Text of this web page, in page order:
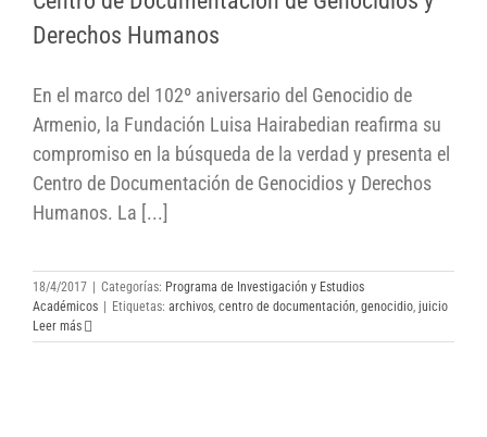
Derechos Humanos
Derechos Humanos
En el marco del 102º aniversario del Genocidio de
Armenio, la Fundación Luisa Hairabedian reafirma su
compromiso en la búsqueda de la verdad y presenta el
Centro de Documentación de Genocidios y Derechos
Humanos. La [...]
18/4/2017 Categorías: Programa de Investigación y Estudios
Académicos
Etiquetas: archivos, centro de documentación, genocidio, juicio
Leer más